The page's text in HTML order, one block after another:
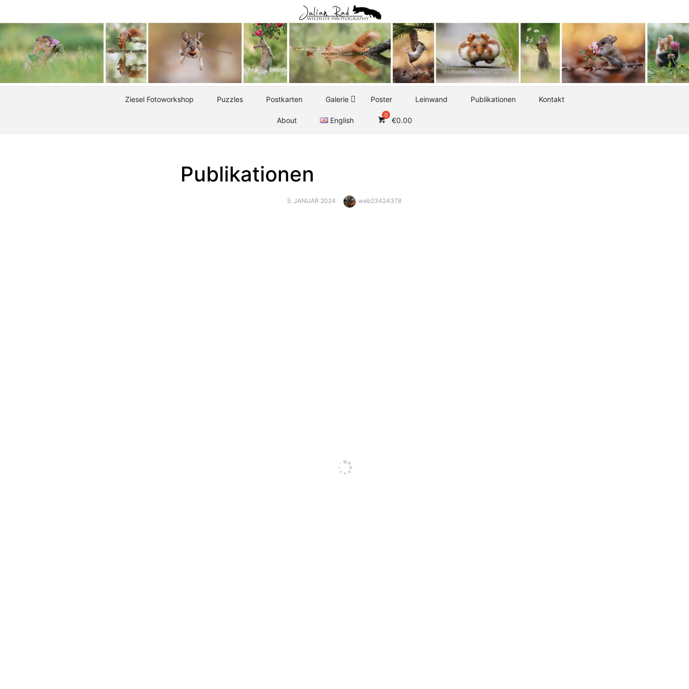
Ziesel Fotoworkshop Puzzles Postkarten Galerie Poster Leinwand Publikationen Kontakt
About English €0.00
Publikationen
POSTED
5. JANUAR 2024 Author
web23424378